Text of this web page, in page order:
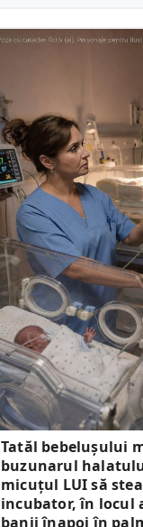
Tatăl bebelușului
buzunarul
micuțul LUI să
incubator, în locul
banii înapoi în